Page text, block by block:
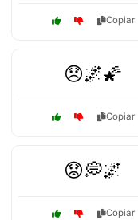
Copiar
😞🌌🌠
Copiar
😟💭🌌
Copiar